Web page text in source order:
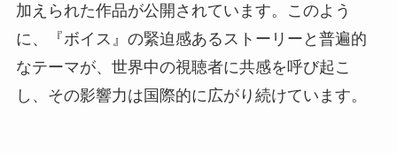
加えられた作品が公開されています。このよう
に、『ボイス』の緊迫感あるストーリーと普遍的
なテーマが、世界中の視聴者に共感を呼び起こ
し、その影響力は国際的に広がり続けています。